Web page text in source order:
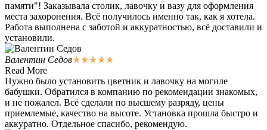
памяти"! Заказывала столик, лавочку и вазу для оформления
места захоронения. Всё получилось именно так, как я хотела.
Работа выполнена с заботой и аккуратностью, всё доставили и
установили.
Валентин Седов★★★★★
Read More
Нужно было установить цветник и лавочку на могиле
бабушки. Обратился в компанию по рекомендации знакомых,
и не пожалел. Всё сделали по высшему разряду, цены
приемлемые, качество на высоте. Установка прошла быстро и
аккуратно. Отдельное спасибо, рекомендую.